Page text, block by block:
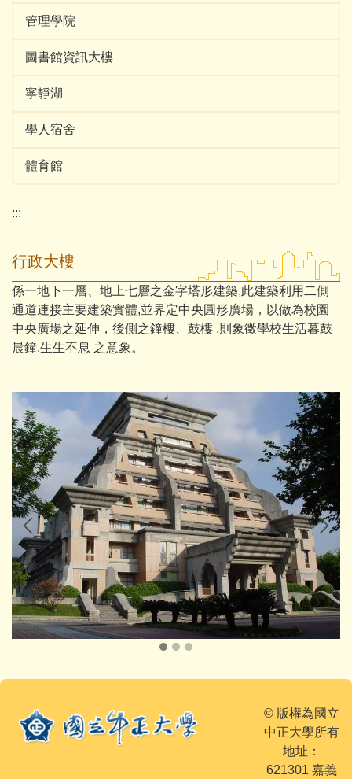
管理學院
圖書館資訊大樓
寧靜湖
學人宿舍
體育館
:::
行政大樓
係一地下一層、地上七層之金字塔形建築,此建築利用二側
通道連接主要建築實體,並界定中央圓形廣場，以做為校園
中央廣場之延伸，後側之鐘樓、鼓樓 ,則象徵學校生活暮鼓
晨鐘,生生不息 之意象。
© 版權為國立
中正大學所有
地址：
621301 嘉義